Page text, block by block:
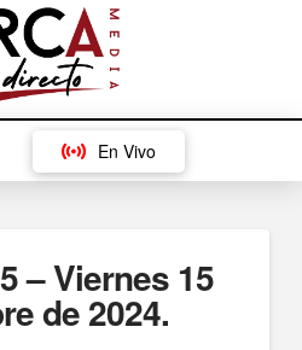
En Vivo
– Viernes 15
de 2024.